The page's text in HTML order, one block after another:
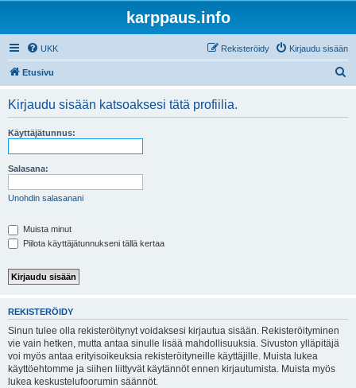
karppaus.info
UKK Kirjaudu sisään
Rekisteröidy
Etusivu
Kirjaudu sisään katsoaksesi tätä profiilia.
Käyttäjätunnus:
Salasana:
Unohdin salasanani
Muista minut
Piilota käyttäjätunnukseni tällä kertaa
REKISTERÖIDY
Sinun tulee olla rekisteröitynyt voidaksesi kirjautua sisään. Rekisteröityminen
vie vain hetken, mutta antaa sinulle lisää mahdollisuuksia. Sivuston ylläpitäjä
voi myös antaa erityisoikeuksia rekisteröityneille käyttäjille. Muista lukea
käyttöehtomme ja siihen liittyvät käytännöt ennen kirjautumista. Muista myös
lukea keskustelufoorumin säännöt.